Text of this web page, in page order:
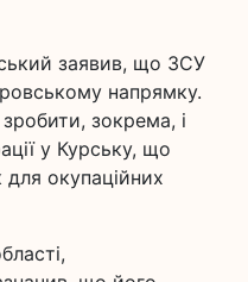
заявив, що ЗСУ
напрямку.
зокрема, і
у Курську, що
окупаційних